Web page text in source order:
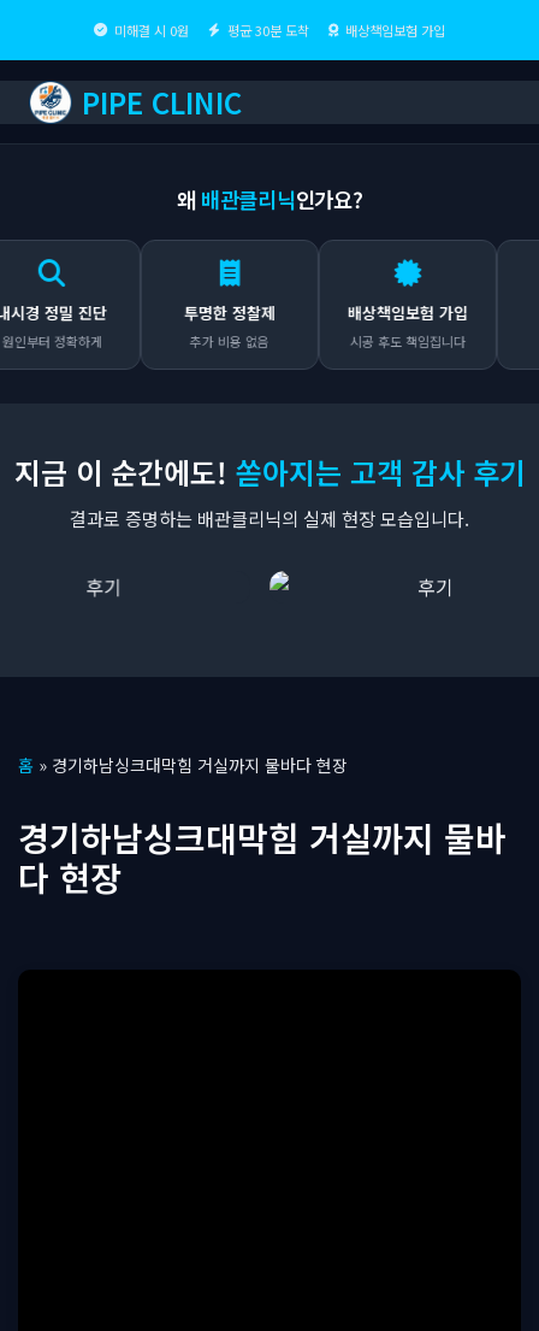
미해결 시 0원 평균 30분 도착 배상책임보험 가입
PIPE CLINIC
왜 배관클리닉인가요?
밀 진단
정확하게
투명한 정찰제
추가 비용 없음
배상책임보험 가입
시공 후도 책임집니다
지금 이 순간에도! 쏟아지는 고객 감사 후기
결과로 증명하는 배관클리닉의 실제 현장 모습입니다.
텐
로
건
기
홈 » 경기하남싱크대막힘 거실까지 물바다 현장
경기하남싱크대막힘 거실까지 물바
다 현장